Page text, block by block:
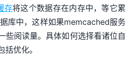
存将这个数据存在内存中，等它累
库中，这样如果memcached服务
些阅读量。具体如何选择看诸位自
括优化。